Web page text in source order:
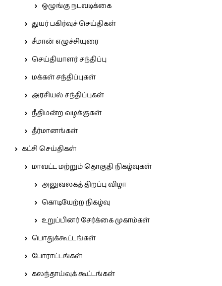
ஒழுங்கு நடவடிக்கை
துயர் பகிர்வுச் செய்திகள்
சீமான் எழுச்சியுரை
செய்தியாளர் சந்திப்பு
மக்கள் சந்திப்புகள்
அரசியல் சந்திப்புகள்
நீதிமன்ற வழக்குகள்
தீர்மானங்கள்
கட்சி செய்திகள்
மாவட்ட மற்றும் தொகுதி நிகழ்வுகள்
அலுவலகத் திறப்பு விழா
கொடியேற்ற நிகழ்வு
உறுப்பினர் சேர்க்கை முகாம்கள்
பொதுக்கூட்டங்கள்
போராட்டங்கள்
கலந்தாய்வுக் கூட்டங்கள்